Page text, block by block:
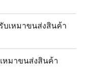
บเหมาขนส่งสินค้า
หมาขนส่งสินค้า